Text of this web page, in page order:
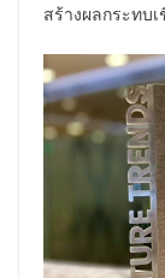
สร้างผลกระทบ